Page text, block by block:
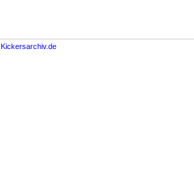
Kickersarchiv.de